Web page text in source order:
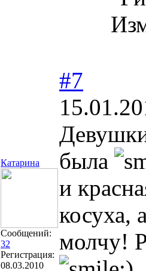
Катарина
Сообщений:
32
Регистрация:
08.03.2010
#7
была
и
косуха,
молчу!